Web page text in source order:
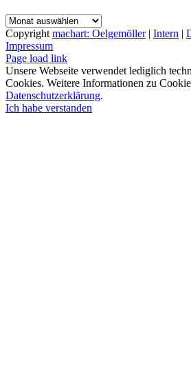
Archiv
Copyright machart: Oelgemöller| Intern |
Impressum
Page load link
Unsere Webseite verwendet lediglich
Cookies. Weitere Informationen zu
Datenschutzerklärung.
Ich habe verstanden